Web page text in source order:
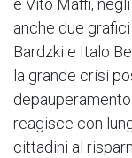
e Vito Maffi,
anche due
Bardzki e Italo
la grande crisi
reagisce con
cittadini al